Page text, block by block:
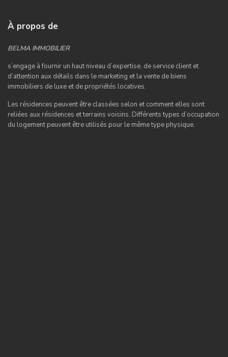
À propos de
BELMA IMMOBILIER
s’engage à fournir un haut niveau d’expertise, de service client et
d’attention aux détails dans le marketing et la vente de biens
immobiliers de luxe et de propriétés locatives.
Les résidences peuvent être classées selon et comment elles sont
reliées aux résidences et terrains voisins. Différents types d’occupation
du logement peuvent être utilisés pour le même type physique.